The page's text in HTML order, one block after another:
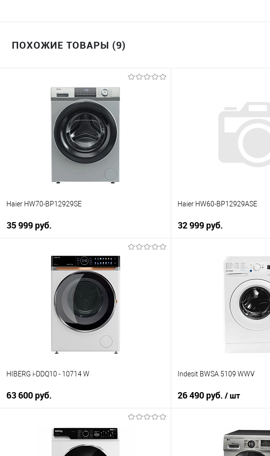
ПОХОЖИЕ ТОВАРЫ (9)
Haier HW70-BP12929SE
35 999 руб.
Купить в 1 клик
Haier HW60-BP12929ASE
32 999 руб.
Купить в 1 клик
HIBERG i-DDQ10 - 10714 W
63 600 руб.
Indesit BWSA 5109 WWV
26 490 руб. / шт
Купить в 1 клик